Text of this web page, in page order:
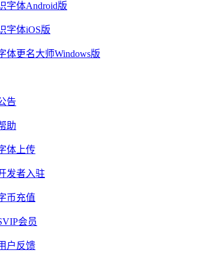
字体Android版
字体iOS版
体更名大师Windows版
告
助
体上传
发者入驻
币充值
会员
户反馈